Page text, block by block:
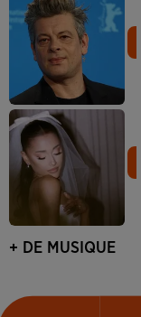
+ DE MUSIQUE